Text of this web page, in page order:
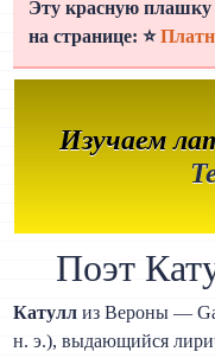
Эту красную плашку
на странице: ⭐
Изучаем
Поэт
Катулл из Вероны —
н. э.), выдающийся